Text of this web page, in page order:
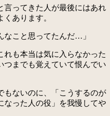
ってきた人が最後にはあれ
あります。
こと思ってたんだ…」
も本当は気に入らなかった
つまでも覚えていて恨んでい
ないのに、「こうするのが
なった人の役」を我慢してや